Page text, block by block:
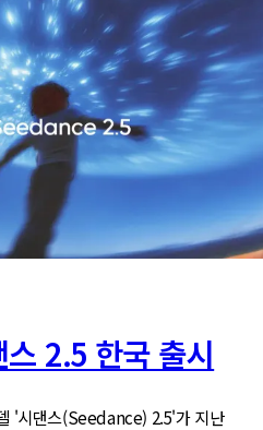
2.5 한국 출시
'시댄스(Seedance) 2.5'가 지난